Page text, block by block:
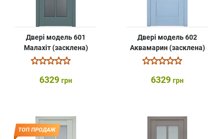
Двері модель 601
Малахіт (засклена)
6329 грн
Двері модель 602
Аквамарин (засклена)
6329 грн
ТОП ПРОДАЖ